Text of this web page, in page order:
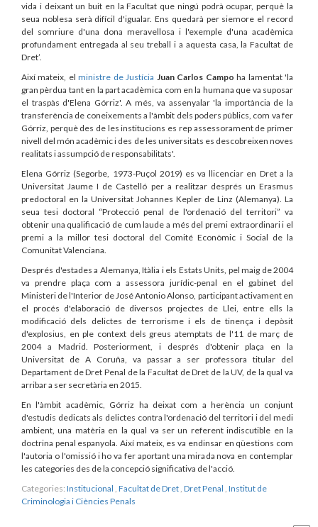
vida i deixant un buit en la Facultat que ningú podrà ocupar, perquè la
seua noblesa serà difícil d'igualar. Ens quedarà per siemore el record
del somriure d'una dona meravellosa i l'exemple d'una acadèmica
profundament entregada al seu treball i a aquesta casa, la Facultat de
Dret’.
Així mateix, elministre de Justícia Juan Carlos Campo ha lamentat 'la
gran pèrdua tant en la part acadèmica com en la humana que va suposar
el traspàs d'Elena Górriz'. A més, va assenyalar 'la importància de la
transferència de coneixements a l'àmbit dels poders públics, com va fer
Górriz, perquè des de les institucions es rep assessorament de primer
nivell del món acadèmic i des de les universitats es descobreixen noves
realitats i assumpció de responsabilitats'.
Elena Górriz (Segorbe, 1973-Puçol 2019) es va llicenciar en Dret a la
Universitat Jaume I de Castelló per a realitzar després un Erasmus
predoctoral en la Universitat Johannes Kepler de Linz (Alemanya). La
seua tesi doctoral “Protecció penal de l'ordenació del territori” va
obtenir una qualificació de cum laude a més del premi extraordinari i el
premi a la millor tesi doctoral del Comité Econòmic i Social de la
Comunitat Valenciana.
Després d'estades a Alemanya, Itàlia i els Estats Units, pel maig de 2004
va prendre plaça com a assessora jurídic-penal en el gabinet del
Ministeri de l'Interior de José Antonio Alonso, participant activament en
el procés d'elaboració de diversos projectes de Llei, entre ells la
modificació dels delictes de terrorisme i els de tinença i depòsit
d'explosius, en ple context dels greus atemptats de l'11 de març de
2004 a Madrid. Posteriorment, i després d'obtenir plaça en la
Universitat de A Coruña, va passar a ser professora titular del
Departament de Dret Penal de la Facultat de Dret de la UV, de la qual va
arribar a ser secretària en 2015.
En l'àmbit acadèmic, Górriz ha deixat com a herència un conjunt
d'estudis dedicats als delictes contra l'ordenació del territori i del medi
ambient, una matèria en la qual va ser un referent indiscutible en la
doctrina penal espanyola. Així mateix, es va endinsar en qüestions com
l'autoria o l'omissió i ho va fer aportant una mirada nova en contemplar
les categories des de la concepció significativa de l'acció.
Categories: Institucional Facultat de Dret Dret Penal Institut de
Criminologia i Ciències Penals